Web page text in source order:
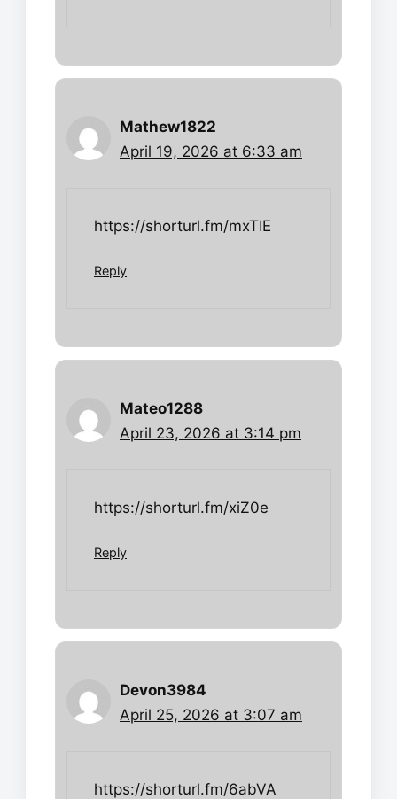
Mathew1822
April 19, 2026 at 6:33 am
https://shorturl.fm/mxTIE
Reply
Mateo1288
April 23, 2026 at 3:14 pm
https://shorturl.fm/xiZ0e
Reply
Devon3984
April 25, 2026 at 3:07 am
https://shorturl.fm/6abVA